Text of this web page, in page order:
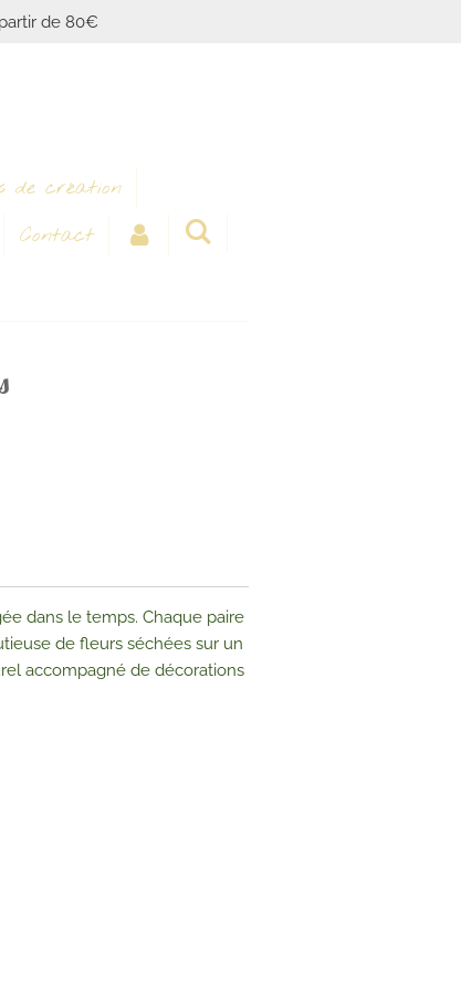
de 80€
de création
Contact
dans le temps. Chaque paire
de fleurs séchées sur un
accompagné de décorations